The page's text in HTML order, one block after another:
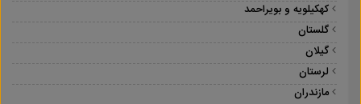
کهکیلویه و بویراحمد
گلستان
گیلان
لرستان
مازندران